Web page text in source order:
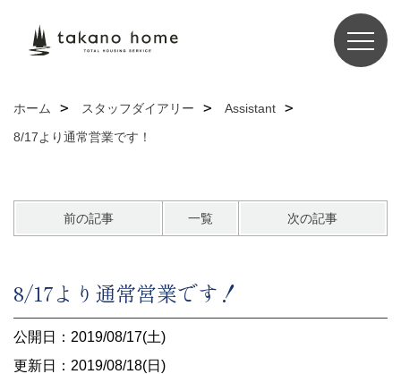
ホーム スタッフダイアリー
Assistant
8/17より通常営業です！
前の記事 一覧 次の記事
8/17より通常営業です！
公開日：2019/08/17(土)
更新日：2019/08/18(日)